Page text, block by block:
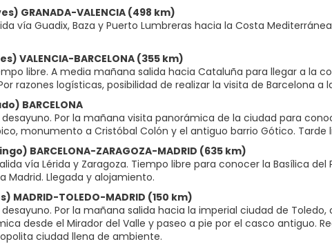
GRANADA-VALENCIA (498 km)
vía Guadix, Baza y Puerto Lumbreras hacia la Costa
VALENCIA-BARCELONA (355 km)
libre. A media mañana salida hacia Cataluña para llegar a la
razones logísticas, posibilidad de realizar la visita de Barcelona a
BARCELONA
Por la mañana visita panorámica de la ciudad para
monumento a Cristóbal Colón y el antiguo barrio Gótico. Tarde
BARCELONA-ZARAGOZA-MADRID (635 km)
vía Lérida y Zaragoza. Tiempo libre para conocer la Basílica
Madrid. Llegada y alojamiento.
MADRID-TOLEDO-MADRID (150 km)
Por la mañana salida hacia la imperial ciudad de
desde el Mirador del Valle y paseo a pie por el casco antiguo.
ciudad llena de ambiente.